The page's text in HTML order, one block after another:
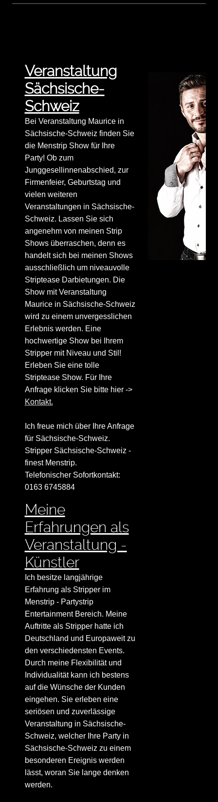
Veranstaltung
Sächsische-
Schweiz
Bei Veranstaltung Maurice in
Sächsische-Schweiz finden Sie
die Menstrip Show für Ihre
Party! Ob zum
Junggesellinnenabschied, zur
Firmenfeier, Geburtstag und
vielen weiteren
Veranstaltungen in Sächsische-
Schweiz. Lassen Sie sich
angenehm von meinen Strip
Shows überraschen, denn es
handelt sich bei meinen Shows
ausschließlich um niveauvolle
Striptease Darbietungen. Die
Show mit Veranstaltung
Maurice in Sächsische-Schweiz
wird zu einem unvergesslichen
Erlebnis werden. Eine
hochwertige Show bei Ihrem
Stripper mit Niveau und Stil!
Erleben Sie eine tolle
Striptease Show. Für Ihre
Anfrage klicken Sie bitte hier ->
Kontakt.
Ich freue mich über Ihre Anfrage
für Sächsische-Schweiz.
Stripper Sächsische-Schweiz -
finest Menstrip.
Telefonischer Sofortkontakt:
0163 6745884
Meine
Erfahrungen als
Veranstaltung -
Künstler
Ich besitze langjährige
Erfahrung als Stripper im
Menstrip - Partystrip
Entertainment Bereich. Meine
Auftritte als Stripper hatte ich
Deutschland und Europaweit zu
den verschiedensten Events.
Durch meine Flexibilität und
Individualität kann ich bestens
auf die Wünsche der Kunden
eingehen. Sie erleben eine
seriösen und zuverlässige
Veranstaltung in Sächsische-
Schweiz, welcher Ihre Party in
Sächsische-Schweiz zu einem
besonderen Ereignis werden
lässt, woran Sie lange denken
werden.